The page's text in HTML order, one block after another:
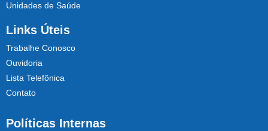
Unidades de Saúde
Links Úteis
Trabalhe Conosco
Ouvidoria
Lista Telefônica
Contato
Políticas Internas